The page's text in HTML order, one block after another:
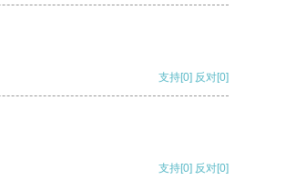
支持[0] 反对[0]
支持[0] 反对[0]